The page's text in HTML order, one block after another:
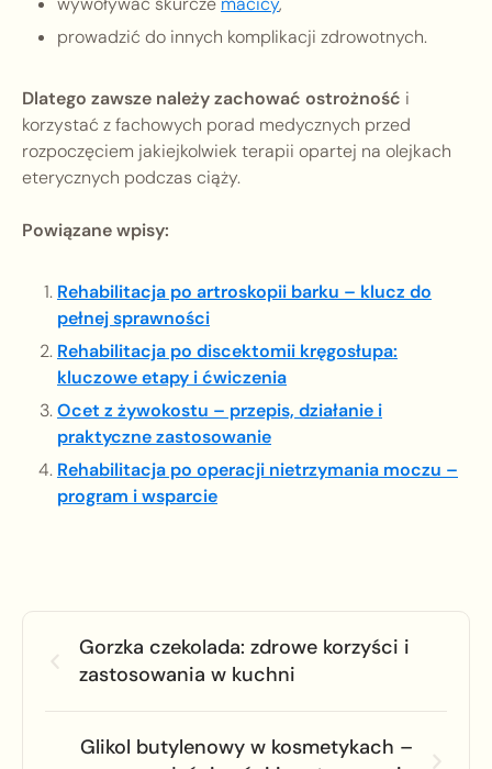
prowadzić do innych komplikacji zdrowotnych.
Dlatego zawsze należy zachować ostrożność i
korzystać z fachowych porad medycznych przed
rozpoczęciem jakiejkolwiek terapii opartej na olejkach
eterycznych podczas ciąży.
Powiązane wpisy:
Rehabilitacja po artroskopii barku – klucz do
pełnej sprawności
Rehabilitacja po discektomii kręgosłupa:
kluczowe etapy i ćwiczenia
Ocet z żywokostu – przepis, działanie i
praktyczne zastosowanie
Rehabilitacja po operacji nietrzymania moczu –
program i wsparcie
Gorzka czekolada: zdrowe korzyści i
zastosowania w kuchni
Glikol butylenowy w kosmetykach –